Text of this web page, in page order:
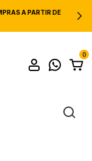
0